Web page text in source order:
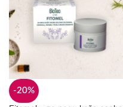
-20%